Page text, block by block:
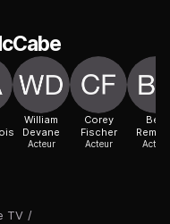
TV /
William
Devane
Acteur
Corey
Fischer
Acteur
Bert
Acteur